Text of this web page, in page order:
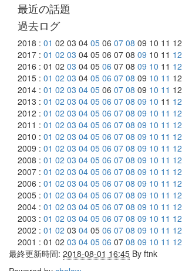
最近の話題
過去ログ
2018 : 01 02 03 04 05 06 07 08 09 10 11 12
2017 : 01 02 03 04 05 06 07 08 09 10 11 12
2016 : 01 02 03 04 05 06 07 08 09 10 11 12
2015 : 01 02 03 04 05 06 07 08 09 10 11 12
2014 : 01 02 03 04 05 06 07 08 09 10 11 12
2013 : 01 02 03 04 05 06 07 08 09 10 11 12
2012 : 01 02 03 04 05 06 07 08 09 10 11 12
2011 : 01 02 03 04 05 06 07 08 09 10 11 12
2010 : 01 02 03 04 05 06 07 08 09 10 11 12
2009 : 01 02 03 04 05 06 07 08 09 10 11 12
2008 : 01 02 03 04 05 06 07 08 09 10 11 12
2007 : 01 02 03 04 05 06 07 08 09 10 11 12
2006 : 01 02 03 04 05 06 07 08 09 10 11 12
2005 : 01 02 03 04 05 06 07 08 09 10 11 12
2004 : 01 02 03 04 05 06 07 08 09 10 11 12
2003 : 01 02 03 04 05 06 07 08 09 10 11 12
2002 : 01 02 03 04 05 06 07 08 09 10 11 12
2001 : 01 02 03 04 05 06 07 08 09 10 11 12
最終更新時間: 2018-08-01 16:45 By ftnk